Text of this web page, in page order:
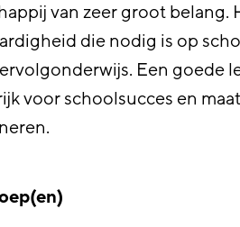
van zeer groot belang.
die nodig is op
Een goede
voor schoolsucces en